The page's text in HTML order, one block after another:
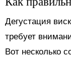
Дегустация
требует
Вот несколько